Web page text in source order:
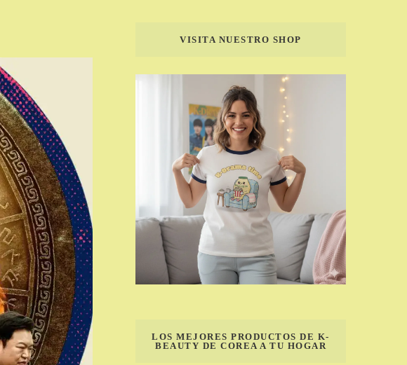
VISITA NUESTRO SHOP
LOS MEJORES PRODUCTOS DE K-
BEAUTY DE COREA A TU HOGAR